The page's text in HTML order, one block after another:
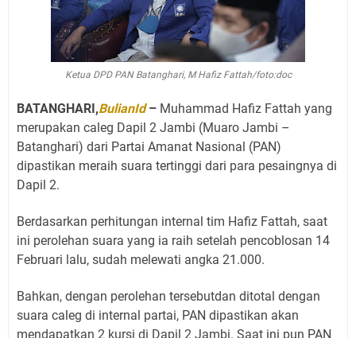
Ketua DPD PAN Batanghari, M Hafiz Fattah/foto:doc
BATANGHARI,BulianId– Muhammad Hafiz Fattah yang
merupakan caleg Dapil 2 Jambi (Muaro Jambi –
Batanghari) dari Partai Amanat Nasional (PAN)
dipastikan meraih suara tertinggi dari para pesaingnya di
Dapil 2.
Berdasarkan perhitungan internal tim Hafiz Fattah, saat
ini perolehan suara yang ia raih setelah pencoblosan 14
Februari lalu, sudah melewati angka 21.000.
Bahkan, dengan perolehan tersebutdan ditotal dengan
suara caleg di internal partai, PAN dipastikan akan
mendapatkan 2 kursi di Dapil 2 Jambi. Saat ini pun PAN